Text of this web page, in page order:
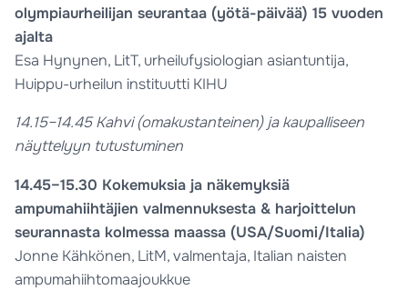
olympiaurheilijan seurantaa (yötä-päivää) 15 vuoden
ajalta
Esa Hynynen, LitT, urheilufysiologian asiantuntija,
Huippu-urheilun instituutti KIHU
14.15–14.45 Kahvi (omakustanteinen) ja kaupalliseen
näyttelyyn tutustuminen
14.45–15.30 Kokemuksia ja näkemyksiä
ampumahiihtäjien valmennuksesta & harjoittelun
seurannasta kolmessa maassa (USA/Suomi/Italia)
Jonne Kähkönen, LitM, valmentaja, Italian naisten
ampumahiihtomaajoukkue